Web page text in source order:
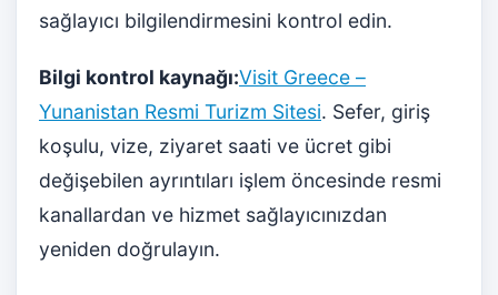
sağlayıcı bilgilendirmesini kontrol edin.
Bilgi kontrol kaynağı:Visit Greece –
Yunanistan Resmi Turizm Sitesi. Sefer, giriş
koşulu, vize, ziyaret saati ve ücret gibi
değişebilen ayrıntıları işlem öncesinde resmi
kanallardan ve hizmet sağlayıcınızdan
yeniden doğrulayın.